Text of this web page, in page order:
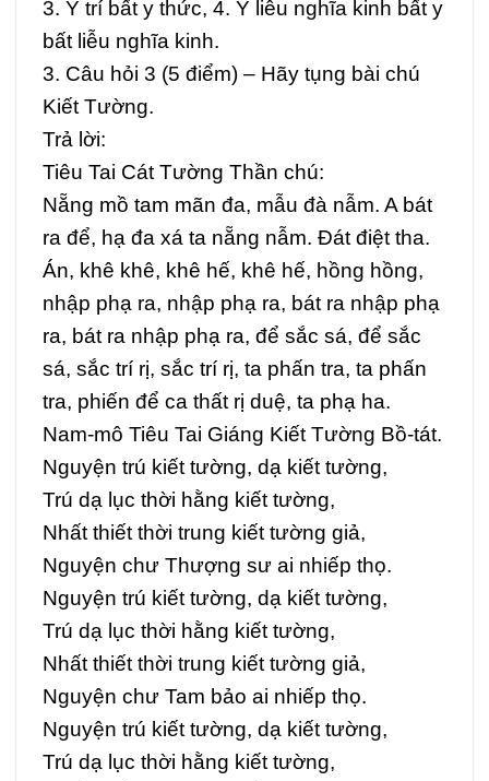
3. Y trí bất y thức, 4. Y liễu nghĩa kinh bất y
bất liễu nghĩa kinh.
3. Câu hỏi 3 (5 điểm) – Hãy tụng bài chú
Kiết Tường.
Trả lời:
Tiêu Tai Cát Tường Thần chú:
Nẵng mồ tam mãn đa, mẫu đà nẫm. A bát
ra để, hạ đa xá ta nẵng nẫm. Đát điệt tha.
Án, khê khê, khê hế, khê hế, hồng hồng,
nhập phạ ra, nhập phạ ra, bát ra nhập phạ
ra, bát ra nhập phạ ra, để sắc sá, để sắc
sá, sắc trí rị, sắc trí rị, ta phấn tra, ta phấn
tra, phiến để ca thất rị duệ, ta phạ ha.
Nam-mô Tiêu Tai Giáng Kiết Tường Bồ-tát.
Nguyện trú kiết tường, dạ kiết tường,
Trú dạ lục thời hằng kiết tường,
Nhất thiết thời trung kiết tường giả,
Nguyện chư Thượng sư ai nhiếp thọ.
Nguyện trú kiết tường, dạ kiết tường,
Trú dạ lục thời hằng kiết tường,
Nhất thiết thời trung kiết tường giả,
Nguyện chư Tam bảo ai nhiếp thọ.
Nguyện trú kiết tường, dạ kiết tường,
Trú dạ lục thời hằng kiết tường,